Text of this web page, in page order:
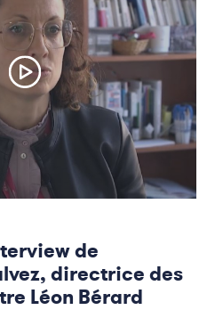
de
directrice des
Léon Bérard